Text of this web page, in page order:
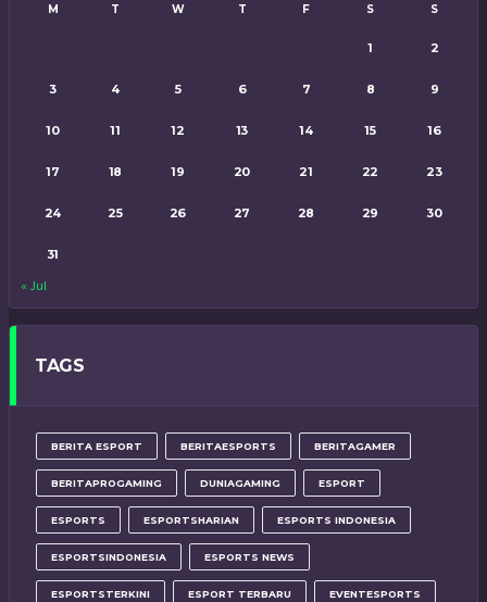
M T W T F S S
1 2
3 4 5 6 7 8 9
10 11 12 13 14 15 16
17 18 19 20 21 22 23
24 25 26 27 28 29 30
31
« Jul
TAGS
BERITA ESPORT BERITAESPORTS BERITAGAMER
BERITAPROGAMING DUNIAGAMING ESPORT
ESPORTS ESPORTSHARIAN ESPORTS INDONESIA
ESPORTSINDONESIA ESPORTS NEWS
ESPORTSTERKINI ESPORT TERBARU EVENTESPORTS